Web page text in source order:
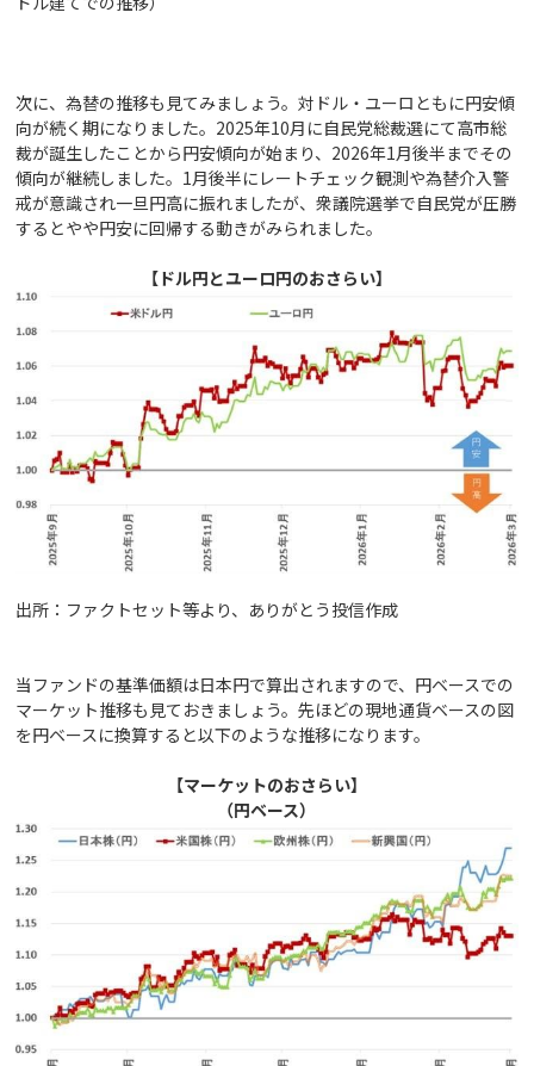
次に、為替の推移も見てみましょう。対ドル・ユーロともに円安傾
向が続く期になりました。2025年10月に自民党総裁選にて高市総
裁が誕生したことから円安傾向が始まり、2026年1月後半までその
傾向が継続しました。1月後半にレートチェック観測や為替介入警
戒が意識され一旦円高に振れましたが、衆議院選挙で自民党が圧勝
するとやや円安に回帰する動きがみられました。
【ドル円とユーロ円のおさらい】
出所：ファクトセット等より、ありがとう投信作成
当ファンドの基準価額は日本円で算出されますので、円ベースでの
マーケット推移も見ておきましょう。先ほどの現地通貨ベースの図
を円ベースに換算すると以下のような推移になります。
【マーケットのおさらい】
（円ベース）